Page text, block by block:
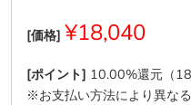
[価格] ¥18,040
[ポイント] 10.00%還元（
※お支払い方法により異なる